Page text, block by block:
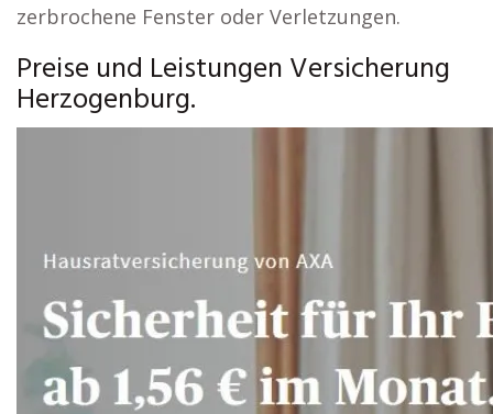
zerbrochene Fenster oder Verletzungen.
Preise und Leistungen Versicherung
Herzogenburg.